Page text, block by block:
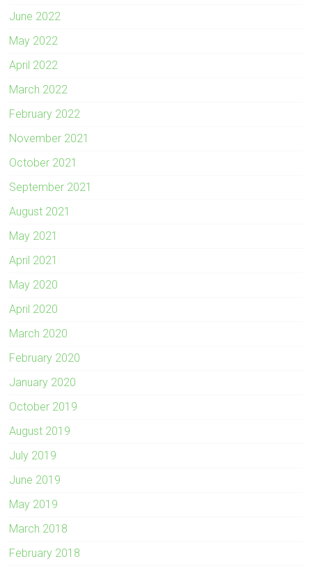
June 2022
May 2022
April 2022
March 2022
February 2022
November 2021
October 2021
September 2021
August 2021
May 2021
April 2021
May 2020
April 2020
March 2020
February 2020
January 2020
October 2019
August 2019
July 2019
June 2019
May 2019
March 2018
February 2018